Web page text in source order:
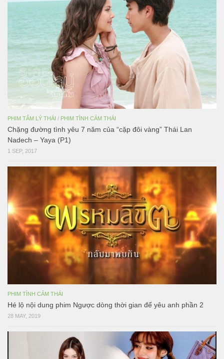
PHIM TÂM LÝ THÁI / PHIM TÌNH CẢM THÁI
Chặng đường tình yêu 7 năm của “cặp đôi vàng” Thái Lan
Nadech – Yaya (P1)
1 SEP, 2017
PHIM TÌNH CẢM THÁI
Hé lộ nội dung phim Ngược dòng thời gian để yêu anh phần 2
28 MAY, 2019